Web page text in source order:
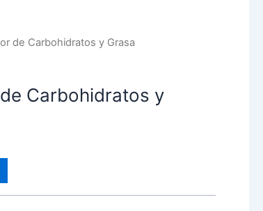
de Carbohidratos y Grasa
Carbohidratos y